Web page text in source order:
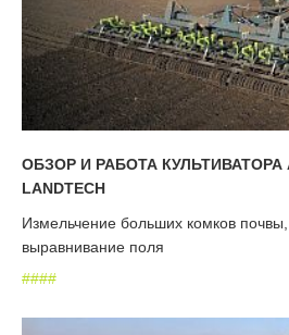
ОБЗОР И РАБОТА КУЛЬТИВАТОРА
LANDTECH
Измельчение больших комков
выравнивание поля
####